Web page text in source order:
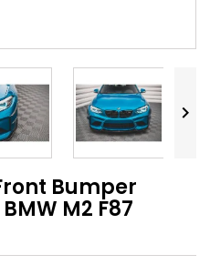

Bumper
M2 F87